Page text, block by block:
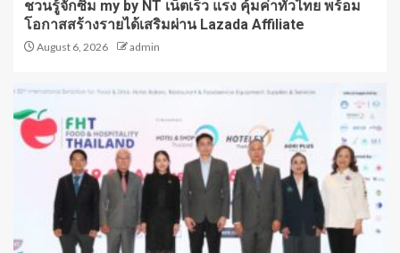
ชวนรู้จักซิม my by NT เน็ตเร็ว แรง คุ้มค่าทั่วไทย พร้อม
โอกาสสร้างรายได้เสริมผ่าน Lazada Affiliate
August 6, 2026 admin